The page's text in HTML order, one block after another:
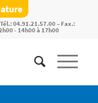
04.91.21.57.00 – Fax.:
- 14h00 à 17h00